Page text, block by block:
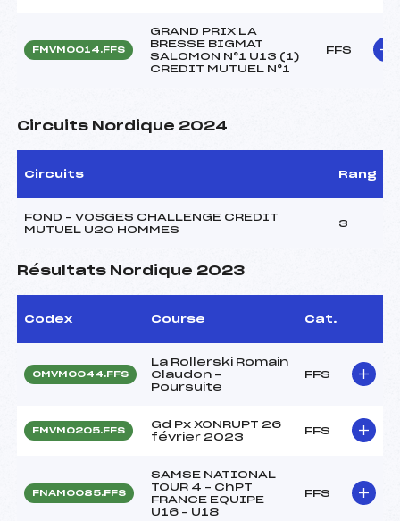
FMVM0014.FFS
GRAND PRIX LA
BRESSE BIGMAT
SALOMON N°1 U13 (1)
CREDIT MUTUEL N°1
FFS
Circuits Nordique 2024
Circuits Rang
FOND – VOSGES CHALLENGE CREDIT
MUTUEL U20 HOMMES
3
Résultats Nordique 2023
Codex Course Cat.
OMVM0044.FFS
La Rollerski Romain
Claudon –
Poursuite
FFS
FMVM0205.FFS
Gd Px XONRUPT 26
février 2023
FFS
FNAM0085.FFS
SAMSE NATIONAL
TOUR 4 – ChPT
FRANCE EQUIPE
U16 – U18
FFS